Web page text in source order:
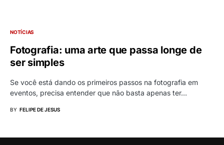
NOTÍCIAS
Fotografia: uma arte que passa longe de
ser simples
Se você está dando os primeiros passos na fotografia em
eventos, precisa entender que não basta apenas ter…
BY FELIPE DE JESUS